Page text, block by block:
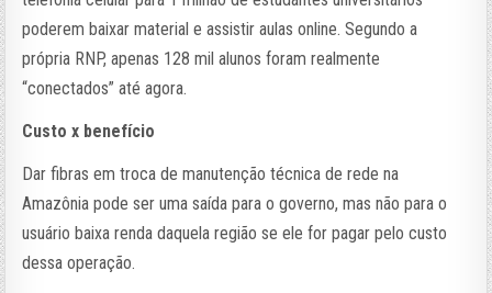
poderem baixar material e assistir aulas online. Segundo a
própria RNP, apenas 128 mil alunos foram realmente
“conectados” até agora.
Custo x benefício
Dar fibras em troca de manutenção técnica de rede na
Amazônia pode ser uma saída para o governo, mas não para o
usuário baixa renda daquela região se ele for pagar pelo custo
dessa operação.